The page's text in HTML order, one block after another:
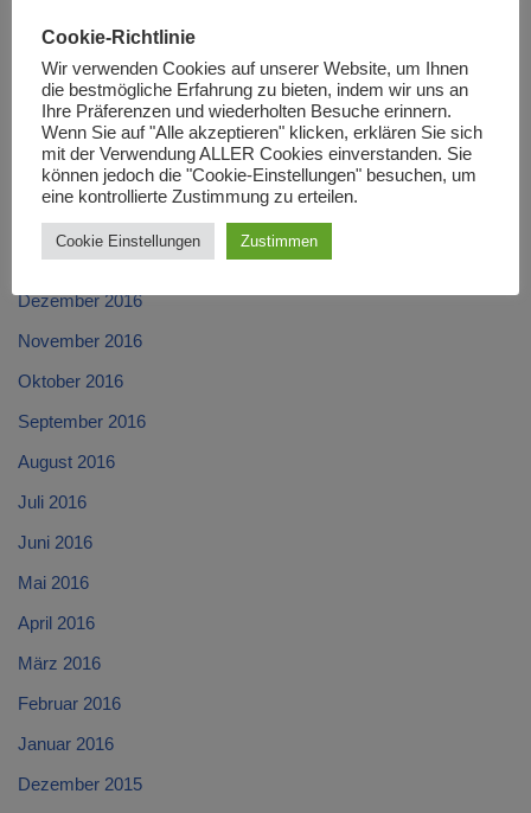
Juni 2017
Mai 2017
April 2017
März 2017
Februar 2017
Januar 2017
Dezember 2016
November 2016
Oktober 2016
September 2016
August 2016
Juli 2016
Juni 2016
Mai 2016
April 2016
März 2016
Februar 2016
Januar 2016
Dezember 2015
Cookie-Richtlinie
Wir verwenden Cookies auf unserer Website, um Ihnen
die bestmögliche Erfahrung zu bieten, indem wir uns an
Ihre Präferenzen und wiederholten Besuche erinnern.
Wenn Sie auf "Alle akzeptieren" klicken, erklären Sie sich
mit der Verwendung ALLER Cookies einverstanden. Sie
können jedoch die "Cookie-Einstellungen" besuchen, um
eine kontrollierte Zustimmung zu erteilen.
Cookie Einstellungen Zustimmen